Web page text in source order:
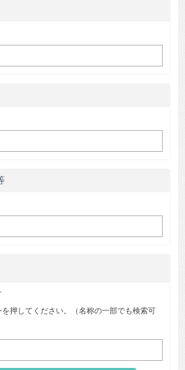
押してください。（名称の一部でも検索可